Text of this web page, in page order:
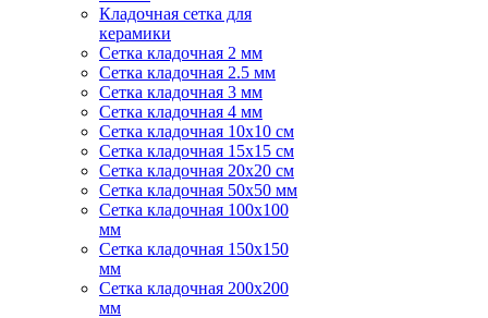
Кладочная сетка для
керамики
Сетка кладочная 2 мм
Сетка кладочная 2.5 мм
Сетка кладочная 3 мм
Сетка кладочная 4 мм
Сетка кладочная 10x10 см
Сетка кладочная 15x15 см
Сетка кладочная 20x20 см
Сетка кладочная 50x50 мм
Сетка кладочная 100x100
мм
Сетка кладочная 150x150
мм
Сетка кладочная 200x200
мм